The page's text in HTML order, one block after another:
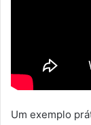
Um exemplo